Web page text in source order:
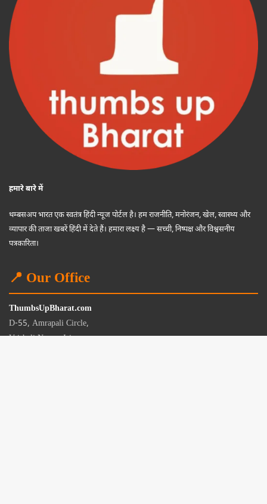
हमारे बारे में
थम्बसअप भारत एक स्वतंत्र हिंदी न्यूज पोर्टल है। हम राजनीति, मनोरंजन, खेल, स्वास्थ्य और
व्यापार की ताजा खबरें हिंदी में देते हैं। हमारा लक्ष्य है — सच्ची, निष्पक्ष और विश्वसनीय
पत्रकारिता।
📍 Our Office
ThumbsUpBharat.com
D-55, Amrapali Circle,
Vaishali Nagar, Jaipur